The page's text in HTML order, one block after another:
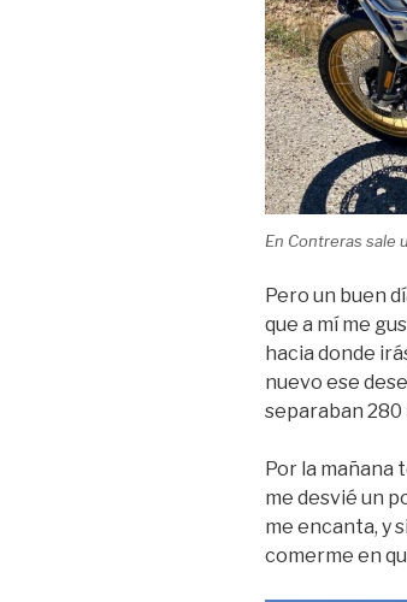
En Contreras sale
Pero un buen
que a mí me
hacia donde
nuevo ese
separaban 280
Por la mañana
me desvié un
me encanta, y
comerme en